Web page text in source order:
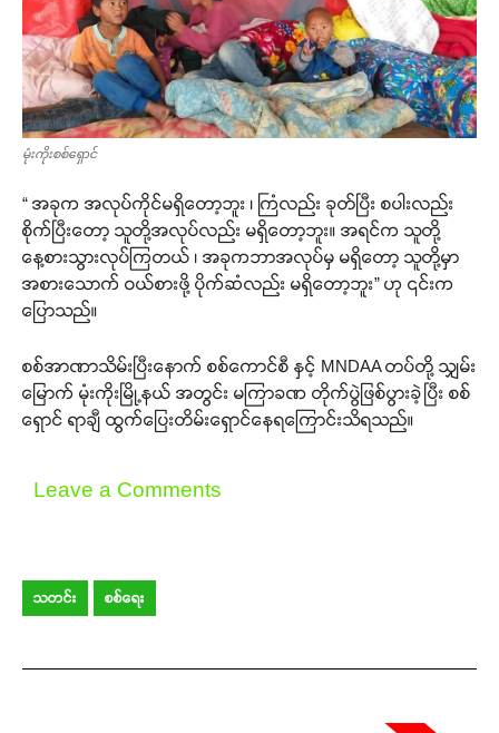
မုံးကိုးစစ်ရှောင်
“ အခုက အလုပ်ကိုင်မရှိတော့ဘူး ၊ ကြံလည်း ခုတ်ပြီး စပါးလည်း
စိုက်ပြီးတော့ သူတို့အလုပ်လည်း မရှိတော့ဘူး။ အရင်က သူတို့
နေ့စားသွားလုပ်ကြတယ် ၊ အခုကဘာအလုပ်မှ မရှိတော့ သူတို့မှာ
အစားသောက် ဝယ်စားဖို့ ပိုက်ဆံလည်း မရှိတော့ဘူး” ဟု ၎င်းက
ပြောသည်။
စစ်အာဏာသိမ်းပြီးနောက် စစ်ကောင်စီ နှင့် MNDAA တပ်တို့ သျှမ်း
မြောက် မုံးကိုးမြို့နယ် အတွင်း မကြာခဏ တိုက်ပွဲဖြစ်ပွားခဲ့ပြီး စစ်
ရှောင် ရာချီ ထွက်ပြေးတိမ်းရှောင်နေရကြောင်းသိရသည်။
Leave a Comments
သတင်း စစ်ရေး